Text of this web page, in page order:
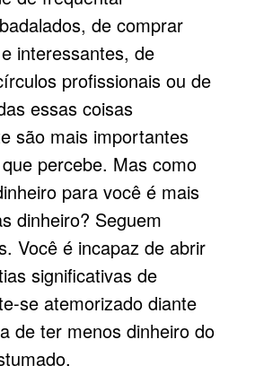
de comprar
interessantes, de
profissionais ou de
essas coisas
são mais importantes
percebe. Mas como
para você é mais
dinheiro? Seguem
Você é incapaz de abrir
significativas de
se atemorizado diante
de ter menos dinheiro do